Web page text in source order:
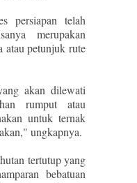
persiapan telah
merupakan
atau petunjuk rute
akan dilewati
rumput atau
untuk ternak
ungkapnya.
tertutup yang
bebatuan